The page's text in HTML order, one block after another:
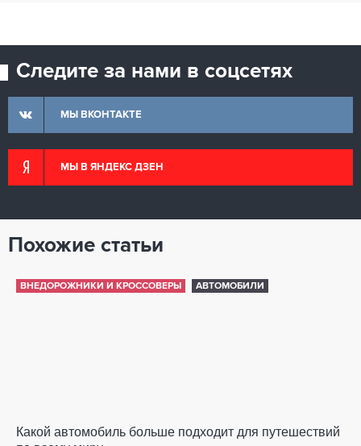
Следите за нами в соцсетях
МЫ ВКОНТАКТЕ
МЫ В ЯНДЕКС ДЗЕН
Похожие статьи
ВНЕДОРОЖНИКИ И КРОССОВЕРЫ АВТОМОБИЛИ
Какой автомобиль больше подходит для путешествий